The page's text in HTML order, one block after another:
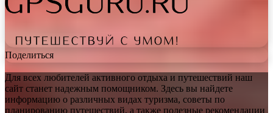
Поделиться
Для всех любителей активного отдыха и путешествий наш
сайт станет надежным помощником. Здесь вы найдете
информацию о различных видах туризма, советы по
планированию путешествий, а также полезные рекомендации